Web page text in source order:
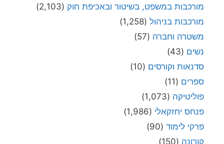
מורכבות במשפט, בשיטור ובאכיפת חוק (2,103)
מורכבות בניהול (1,258)
משטרה וחברה (57)
נשים (43)
סדנאות וקורסים (10)
ספרים (11)
פוליטיקה (1,073)
פנחס יחזקאלי (1,986)
פרקי לימוד (90)
קורונה (150)